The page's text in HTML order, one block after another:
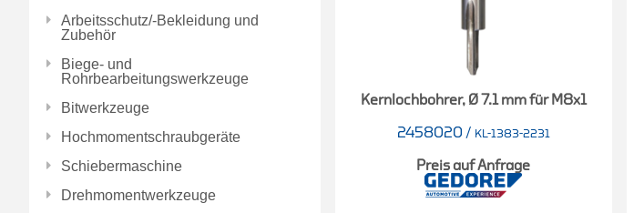
Arbeitsschutz/-Bekleidung und
Zubehör
Biege- und
Rohrbearbeitungswerkzeuge
Bitwerkzeuge
Hochmomentschraubgeräte
Schiebermaschine
Drehmomentwerkzeuge
Kernlochbohrer, Ø 7.1 mm für M8x1
2458020 / KL-1383-2231
Preis auf Anfrage